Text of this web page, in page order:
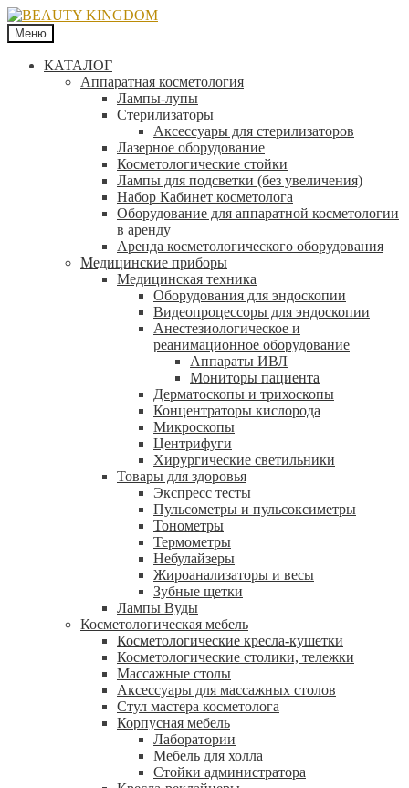
Меню
КАТАЛОГ
Аппаратная косметология
Лампы-лупы
Стерилизаторы
Аксессуары для стерилизаторов
Лазерное оборудование
Косметологические стойки
Лампы для подсветки (без увеличения)
Набор Кабинет косметолога
Оборудование для аппаратной косметологии
в аренду
Аренда косметологического оборудования
Медицинские приборы
Медицинская техника
Оборудования для эндоскопии
Видеопроцессоры для эндоскопии
Анестезиологическое и
реанимационное оборудование
Аппараты ИВЛ
Мониторы пациента
Дерматоскопы и трихоскопы
Концентраторы кислорода
Микроскопы
Центрифуги
Xирургические светильники
Товары для здоровья
Экспресс тесты
Пульсометры и пульсоксиметры
Тонометры
Термометры
Небулайзеры
Жироанализаторы и весы
Зубные щетки
Лампы Вуды
Косметологическая мебель
Косметологические кресла-кушетки
Косметологические столики, тележки
Массажные столы
Аксессуары для массажных столов
Стул мастера косметолога
Корпусная мебель
Лаборатории
Мебель для холла
Стойки администратора